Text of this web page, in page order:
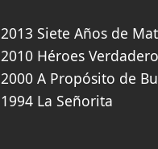
2013 Siete Años de
2010 Héroes
2000 A Propósito de
1994 La Señorita